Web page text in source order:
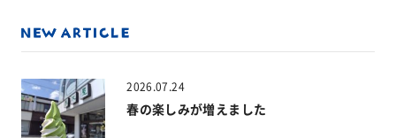
2026.07.24
春の楽しみが増えました